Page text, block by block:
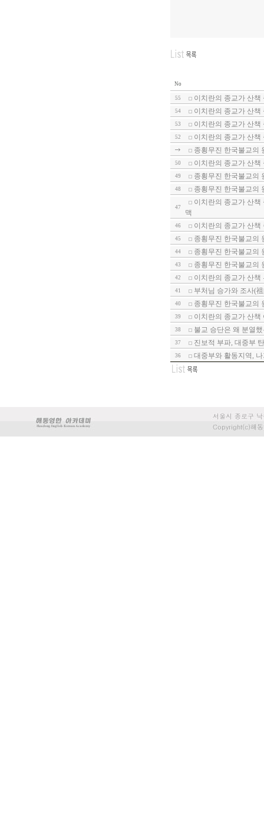
No
55 이치란의 종교가 산
54 이치란의 종교가 산
53 이치란의 종교가 산
52
이치란의 종교가 산
종횡무진 한국불교의
50 이치란의 종교가 산책
49 종횡무진 한국불교의
48 종횡무진 한국불교의
47
이치란의 종교가 산
맥
46 이치란의 종교가 산책
45 종횡무진 한국불교의
44 종횡무진 한국불교의
43 종횡무진 한국불교의
42 이치란의 종교가 산책
41 부처님 승가와 조사(
40 종횡무진 한국불교의
39 이치란의 종교가 산책
38 불교 승단은 왜 분열했
37 진보적 부파, 대중부
36 대중부와 활동지역,